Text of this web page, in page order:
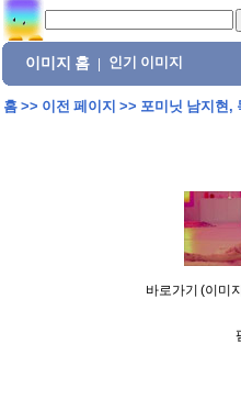
이미지 홈 인기 이미지
홈>> 이전 페이지 >> 포미닛 남지현,
바로가기 (이미